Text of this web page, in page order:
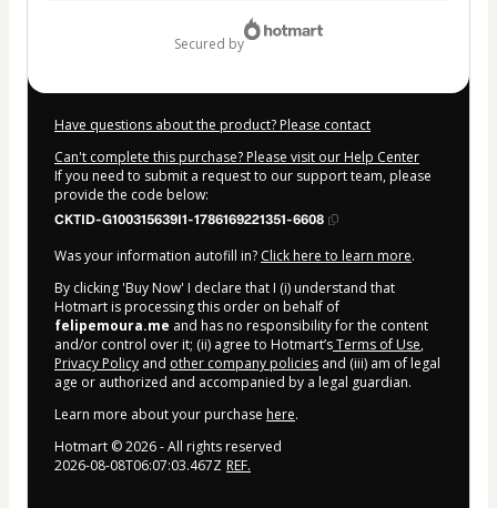
secured by
Have questions about the product? Please contact
Can't complete this purchase? Please visit our Help Center
If you need to submit a request to our support team, please
provide the code below:
CKTID-G100315639I1-1786169221351-6608
Was your information autofill in? Click here to learn more.
By clicking 'Buy Now' I declare that I (i) understand that
Hotmart is processing this order on behalf of
felipemoura.me and has no responsibility for the content
and/or control over it; (ii) agree to Hotmart’sTerms of Use,
Privacy Policy and other company policies and (iii) am of legal
age or authorized and accompanied by a legal guardian.
Learn more about your purchase here.
Hotmart ©2026- All rights reserved
2026-08-08T06:07:03.467Z REF.